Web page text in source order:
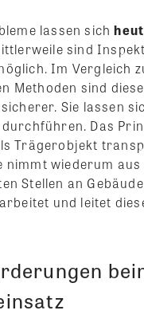
lassen sich
sind
Im Vergleich
Methoden sind
Sie lassen
Das
Trägerobjekt
nimmt wiederum
Stellen an
und leitet